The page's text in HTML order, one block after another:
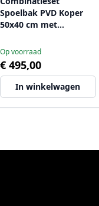
Spoelbak PVD Koper
50x40 cm met
Zeepdispenser en
Rolmat 1208972563
Op voorraad
€ 495,00
In winkelwagen